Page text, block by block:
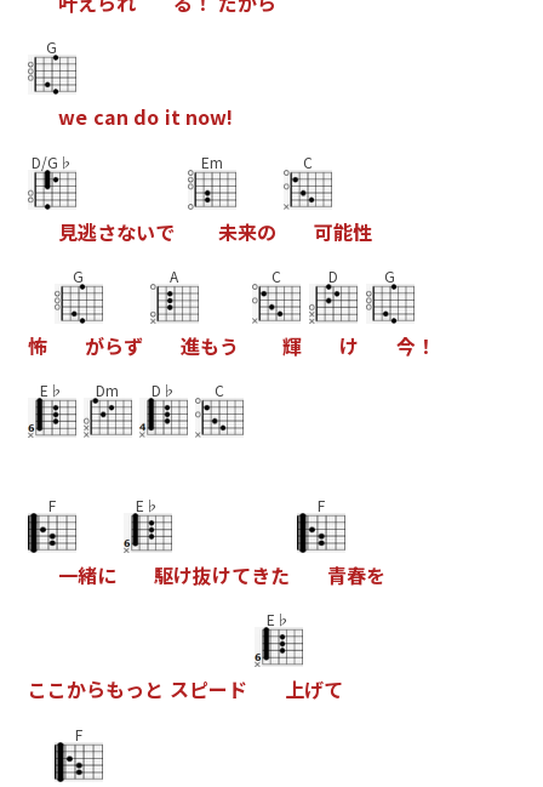
G
we can do it now!
D/G♭
見逃さないで
Em
未来の
C
可能性
怖
G
がらず
A
進もう
C
輝
D
け
G
今 ！
E♭ Dm D♭ C
F
一緒に
E♭
駆け抜けてきた
F
青春を
こ こからもっ と スピー ド
E♭
上げて
F